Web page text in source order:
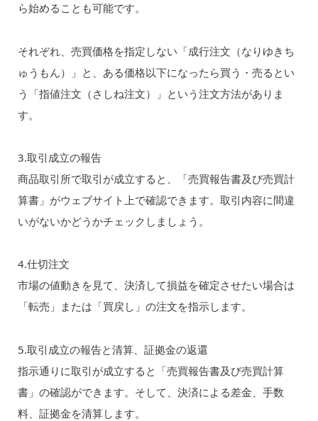
ら始めることも可能です。
それぞれ、売買価格を指定しない「成行注文（なりゆきち
ゅうもん）」と、ある価格以下になったら買う・売るとい
う「指値注文（さしね注文）」という注文方法がありま
す。
3.取引成立の報告
商品取引所で取引が成立すると、「売買報告書及び売買計
算書」がウェブサイト上で確認できます。取引内容に間違
いがないかどうかチェックしましょう。
4.仕切注文
市場の値動きを見て、決済して損益を確定させたい場合は
「転売」または「買戻し」の注文を指示します。
5.取引成立の報告と清算、証拠金の返還
指示通りに取引が成立すると「売買報告書及び売買計算
書」の確認ができます。そして、決済による差金、手数
料、証拠金を清算します。